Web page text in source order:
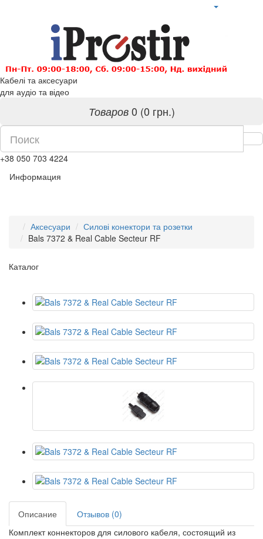
Кабелі та аксесуари
для аудіо та відео
Товаров0 (0 грн.)
+38 050 703 4224
Информация
Аксесуари
Силові конектори та розетки
Bals 7372 & Real Cable Secteur RF
Каталог
Описание
Отзывов (0)
Комплект коннекторов для силового кабеля, состоящий из